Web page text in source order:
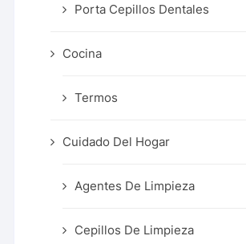
Porta Cepillos Dentales
Cocina
Termos
Cuidado Del Hogar
Agentes De Limpieza
Cepillos De Limpieza